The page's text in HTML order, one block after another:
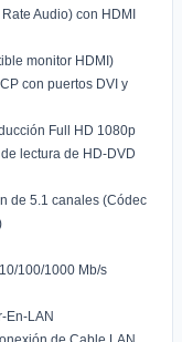
Audio) con HDMI
monitor HDMI)
con puertos DVI y
Full HD 1080p
lectura de HD-DVD
de 5.1 canales (Códec
100/1000 Mb/s
En-LAN